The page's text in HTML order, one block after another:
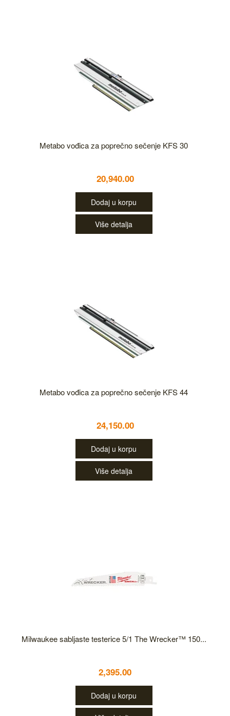
Metabo vođica za poprečno sečenje KFS 30
20,940.00
Dodaj u korpu
Više detalja
Metabo vođica za poprečno sečenje KFS 44
24,150.00
Dodaj u korpu
Više detalja
Milwaukee sabljaste testerice 5/1 The Wrecker™ 150...
2,395.00
Dodaj u korpu